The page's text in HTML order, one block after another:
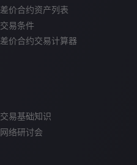
差价合约资产列表
交易条件
差价合约交易计算器
交易基础知识
网络研讨会